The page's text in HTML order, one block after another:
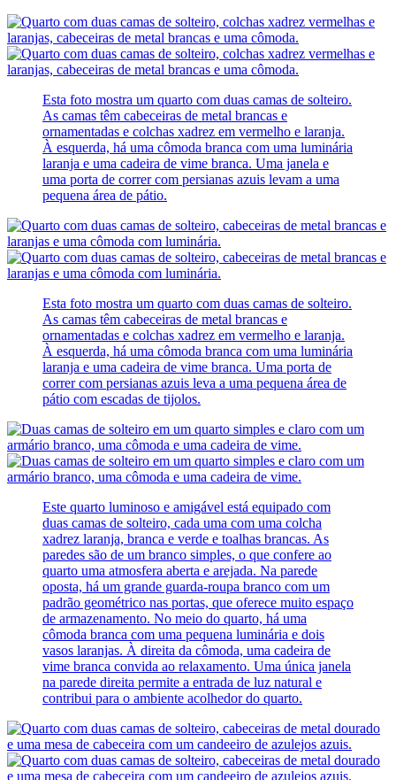
Esta foto mostra um quarto com duas camas de solteiro.
As camas têm cabeceiras de metal brancas e
ornamentadas e colchas xadrez em vermelho e laranja.
À esquerda, há uma cômoda branca com uma luminária
laranja e uma cadeira de vime branca. Uma janela e
uma porta de correr com persianas azuis levam a uma
pequena área de pátio.
Esta foto mostra um quarto com duas camas de solteiro.
As camas têm cabeceiras de metal brancas e
ornamentadas e colchas xadrez em vermelho e laranja.
À esquerda, há uma cômoda branca com uma luminária
laranja e uma cadeira de vime branca. Uma porta de
correr com persianas azuis leva a uma pequena área de
pátio com escadas de tijolos.
Este quarto luminoso e amigável está equipado com
duas camas de solteiro, cada uma com uma colcha
xadrez laranja, branca e verde e toalhas brancas. As
paredes são de um branco simples, o que confere ao
quarto uma atmosfera aberta e arejada. Na parede
oposta, há um grande guarda-roupa branco com um
padrão geométrico nas portas, que oferece muito espaço
de armazenamento. No meio do quarto, há uma
cômoda branca com uma pequena luminária e dois
vasos laranjas. À direita da cômoda, uma cadeira de
vime branca convida ao relaxamento. Uma única janela
na parede direita permite a entrada de luz natural e
contribui para o ambiente acolhedor do quarto.